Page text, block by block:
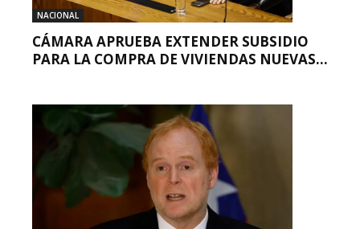
NACIONAL
CÁMARA APRUEBA EXTENDER SUBSIDIO
PARA LA COMPRA DE VIVIENDAS NUEVAS...